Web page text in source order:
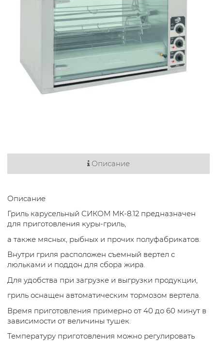
Описание
Описание
Гриль карусельный СИКОМ МК-8.12 предназначен
для приготовления куры-гриль,
а также мясных, рыбных и прочих полуфабрикатов.
Внутри гриля расположен съемный вертел с
люльками и поддон для сбора жира.
Для удобства при загрузке и выгрузки продукции,
гриль оснащен автоматическим тормозом вертела.
Время приготовления примерно от 40 до 60 минут в
зависимости от величины тушек.
Температуру приготовления можно регулировать